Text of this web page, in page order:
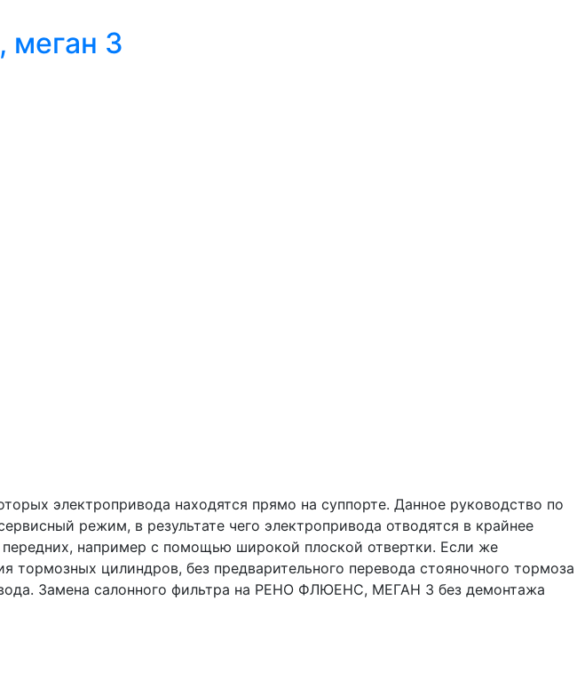
меган 3
электропривода находятся прямо на суппорте. Данное руководство по
режим, в результате чего электропривода отводятся в крайнее
например с помощью широкой плоской отвертки. Если же
цилиндров, без предварительного перевода стояночного тормоза
Замена салонного фильтра на РЕНО ФЛЮЕНС, МЕГАН 3 без демонтажа